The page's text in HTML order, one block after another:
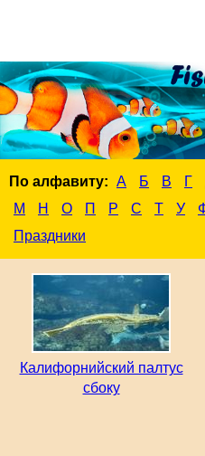
По алфавиту: А Б В Г
М
Н О П Р С Т У
Праздники
Калифорнийский палтус
сбоку